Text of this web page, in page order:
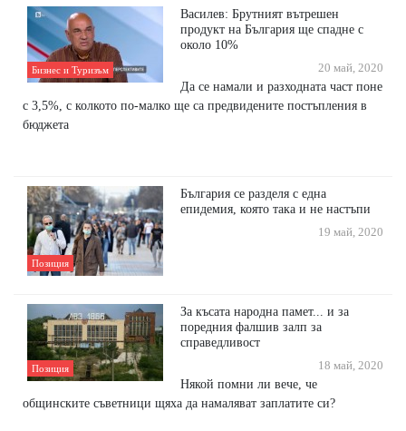
Бизнес и Туризъм
Василев: Брутният вътрешен
продукт на България ще спадне с
около 10%
20 май, 2020
Да се намали и разходната част поне
с 3,5%, с колкото по-малко ще са предвидените постъпления в
бюджета
Позиция
България се разделя с една
епидемия, която така и не настъпи
19 май, 2020
Позиция
За късата народна памет... и за
поредния фалшив залп за
справедливост
18 май, 2020
Някой помни ли вече, че
общинските съветници щяха да намаляват заплатите си?